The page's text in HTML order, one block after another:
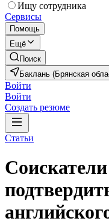
Ищу сотрудника
Сервисы
Помощь
Ещё
Поиск
Баклань (Брянская
Войти
Войти
Создать резюме
Статьи